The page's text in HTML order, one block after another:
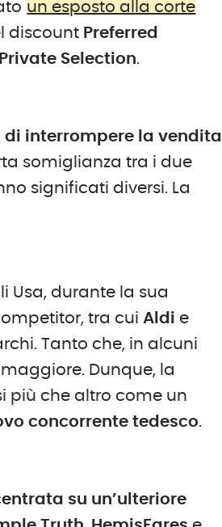
un esposto alla corte
discount Preferred
Private Selection.
interrompere la vendita
somiglianza tra i due
significati diversi. La
Usa, durante la sua
tra cui Aldi e
Tanto che, in alcuni
Dunque, la
più che altro come un
concorrente tedesco.
su un’ulteriore